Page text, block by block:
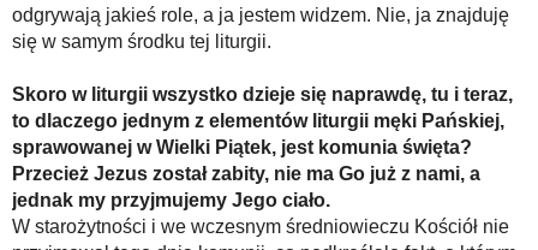
odgrywają jakieś role, a ja jestem widzem. Nie, ja znajduję
się w samym środku tej liturgii.
Skoro w liturgii wszystko dzieje się naprawdę, tu i teraz,
to dlaczego jednym z elementów liturgii męki Pańskiej,
sprawowanej w Wielki Piątek, jest komunia święta?
Przecież Jezus został zabity, nie ma Go już z nami, a
jednak my przyjmujemy Jego ciało.
W starożytności i we wczesnym średniowieczu Kościół nie